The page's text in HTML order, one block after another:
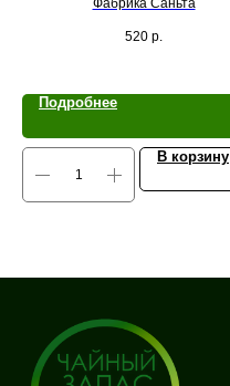
Фабрика Саньта
520 р.
Подробнее
В корзину